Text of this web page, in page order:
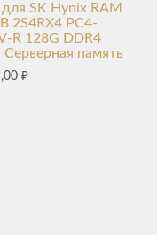
SK Hynix RAM
2S4RX4 PC4-
R 128G DDR4
Серверная память
₽